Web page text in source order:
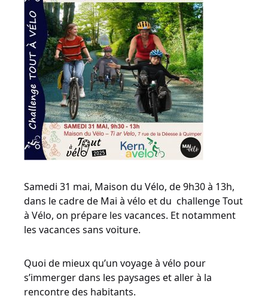
Samedi 31 mai, Maison du Vélo, de 9h30 à 13h,
dans le cadre de Mai à vélo et du challenge Tout
à Vélo, on prépare les vacances. Et notamment
les vacances sans voiture.
Quoi de mieux qu’un voyage à vélo pour
s’immerger dans les paysages et aller à la
rencontre des habitants.